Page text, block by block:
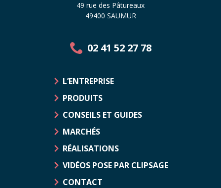
49 rue des Pâtureaux
49400 SAUMUR
02 41 52 27 78
L’ENTREPRISE
PRODUITS
CONSEILS ET GUIDES
MARCHÉS
RÉALISATIONS
VIDÉOS POSE PAR CLIPSAGE
CONTACT